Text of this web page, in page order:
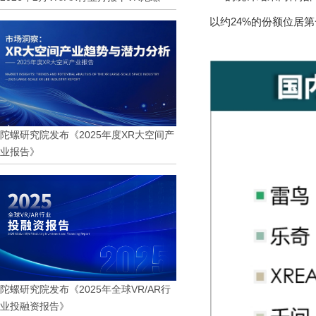
陀螺研究院发布《2025年度XR大空间产
业报告》
陀螺研究院发布《2025年全球VR/AR行
业投融资报告》
以约24%的份额位居